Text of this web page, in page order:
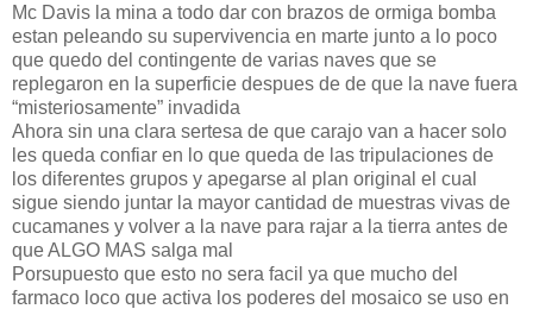
Mc Davis la mina a todo dar con brazos de ormiga bomba
estan peleando su supervivencia en marte junto a lo poco
que quedo del contingente de varias naves que se
replegaron en la superficie despues de de que la nave fuera
“misteriosamente” invadida
Ahora sin una clara sertesa de que carajo van a hacer solo
les queda confiar en lo que queda de las tripulaciones de
los diferentes grupos y apegarse al plan original el cual
sigue siendo juntar la mayor cantidad de muestras vivas de
cucamanes y volver a la nave para rajar a la tierra antes de
que ALGO MAS salga mal
Porsupuesto que esto no sera facil ya que mucho del
farmaco loco que activa los poderes del mosaico se uso en